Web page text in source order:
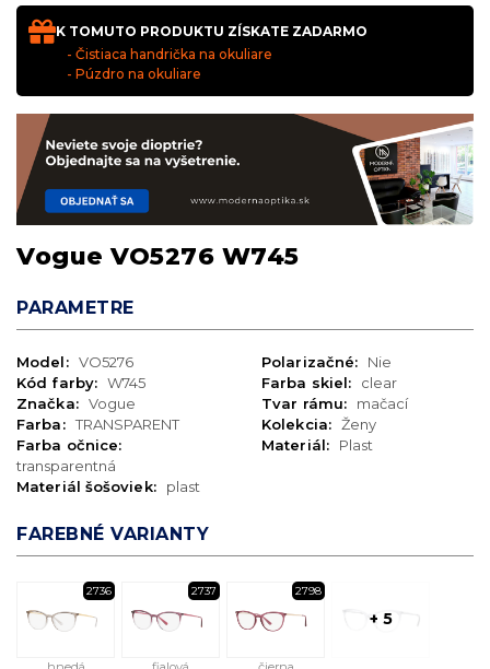
K TOMUTO PRODUKTU ZÍSKATE ZADARMO
- Čistiaca handrička na okuliare
- Púzdro na okuliare
Vogue VO5276 W745
PARAMETRE
Model: VO5276
Kód farby: W745
Značka: Vogue
Farba: TRANSPARENT
Farba očnice:
transparentná
Materiál šošoviek:
plast
Polarizačné:
Nie
Farba skiel:
clear
Tvar rámu:
mačací
Kolekcia: Ženy
Materiál:
Plast
FAREBNÉ VARIANTY
2736 2737 2798
+ 5